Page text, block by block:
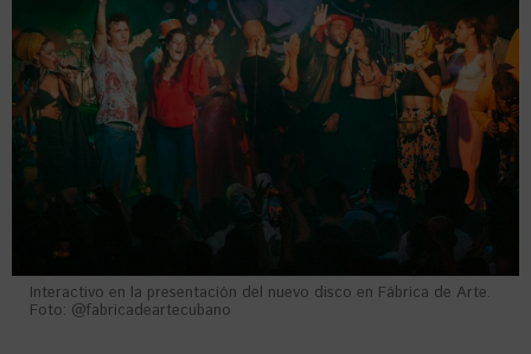
Interactivo en la presentación del nuevo disco en Fábrica de Arte.
Foto: @fabricadeartecubano